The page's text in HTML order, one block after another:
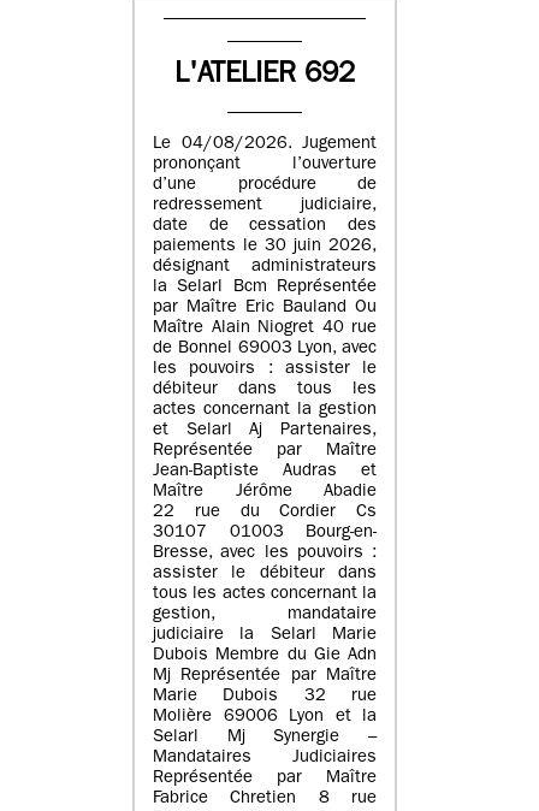
L'ATELIER 692
Le 04/08/2026. Jugement
prononçant l’ouverture
d’une procédure de
redressement judiciaire,
date de cessation des
paiements le 30 juin 2026,
désignant administrateurs
la Selarl Bcm Représentée
par Maître Eric Bauland Ou
Maître Alain Niogret 40 rue
de Bonnel 69003 Lyon, avec
les pouvoirs : assister le
débiteur dans tous les
actes concernant la gestion
et Selarl Aj Partenaires,
Représentée par Maître
Jean-Baptiste Audras et
Maître Jérôme Abadie
22 rue du Cordier Cs
30107 01003 Bourg-en-
Bresse, avec les pouvoirs :
assister le débiteur dans
tous les actes concernant la
gestion, mandataire
judiciaire la Selarl Marie
Dubois Membre du Gie Adn
Mj Représentée par Maître
Marie Dubois 32 rue
Molière 69006 Lyon et la
Selarl Mj Synergie –
Mandataires Judiciaires
Représentée par Maître
Fabrice Chretien 8 rue